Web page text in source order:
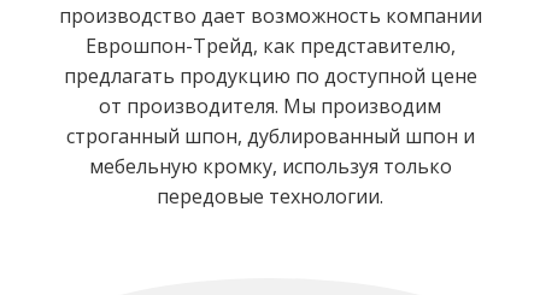
производство дает возможность компании
Еврошпон-Трейд, как представителю,
предлагать продукцию по доступной цене
от производителя. Мы производим
строганный шпон, дублированный шпон и
мебельную кромку, используя только
передовые технологии.